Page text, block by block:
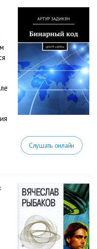
Слушать онлайн